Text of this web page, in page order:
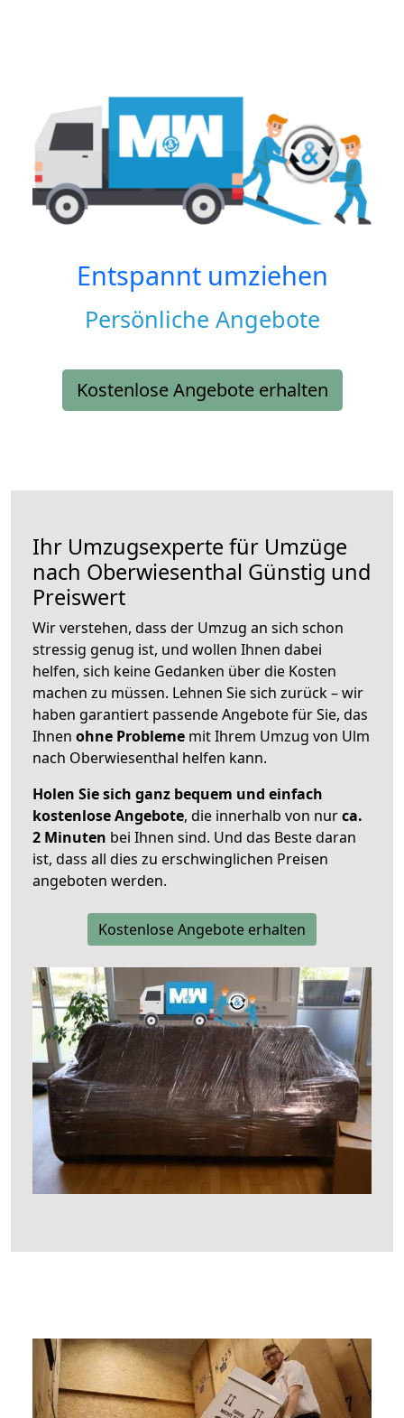
Entspannt umziehen
Persönliche Angebote
Kostenlose Angebote erhalten
Ihr Umzugsexperte für Umzüge
nach Oberwiesenthal Günstig und
Preiswert
Wir verstehen, dass der Umzug an sich schon
stressig genug ist, und wollen Ihnen dabei
helfen, sich keine Gedanken über die Kosten
machen zu müssen. Lehnen Sie sich zurück – wir
haben garantiert passende Angebote für Sie, das
Ihnen ohne Probleme mit Ihrem Umzug von Ulm
nach Oberwiesenthal helfen kann.
Holen Sie sich ganz bequem und einfach
kostenlose Angebote, die innerhalb von nurca.
2 Minuten bei Ihnen sind. Und das Beste daran
ist, dass all dies zu erschwinglichen Preisen
angeboten werden.
Kostenlose Angebote erhalten